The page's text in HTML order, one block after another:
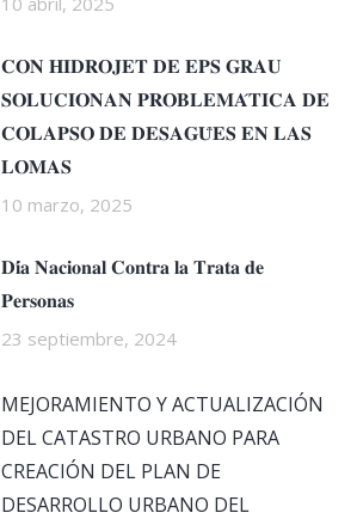
𝐂𝐎𝐍 𝐇𝐈𝐃𝐑𝐎𝐉𝐄𝐓 𝐃𝐄 𝐄𝐏𝐒 𝐆𝐑𝐀𝐔
𝐒𝐎𝐋𝐔𝐂𝐈𝐎𝐍𝐀𝐍 𝐏𝐑𝐎𝐁𝐋𝐄𝐌𝐀́𝐓𝐈𝐂𝐀 𝐃𝐄
𝐂𝐎𝐋𝐀𝐏𝐒𝐎 𝐃𝐄 𝐃𝐄𝐒𝐀𝐆𝐔̈𝐄𝐒 𝐄𝐍 𝐋𝐀𝐒
𝐋𝐎𝐌𝐀𝐒
10 marzo, 2025
𝐃𝐢́𝐚 𝐍𝐚𝐜𝐢𝐨𝐧𝐚𝐥 𝐂𝐨𝐧𝐭𝐫𝐚 𝐥𝐚 𝐓𝐫𝐚𝐭𝐚 𝐝𝐞
𝐏𝐞𝐫𝐬𝐨𝐧𝐚𝐬
23 septiembre, 2024
MEJORAMIENTO Y ACTUALIZACIÓN
DEL CATASTRO URBANO PARA
CREACIÓN DEL PLAN DE
DESARROLLO URBANO DEL